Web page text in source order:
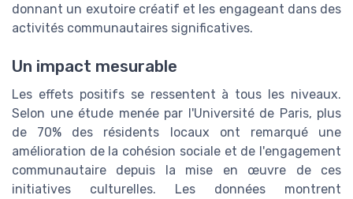
donnant un exutoire créatif et les engageant dans des
activités communautaires significatives.
Un impact mesurable
Les effets positifs se ressentent à tous les niveaux.
Selon une étude menée par l'Université de Paris, plus
de 70% des résidents locaux ont remarqué une
amélioration de la cohésion sociale et de l'engagement
communautaire depuis la mise en œuvre de ces
initiatives culturelles. Les données montrent